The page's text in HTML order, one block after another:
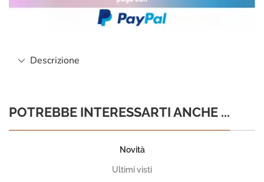
Descrizione
POTREBBE INTERESSARTI ANCHE ...
Novità
Ultimi visti